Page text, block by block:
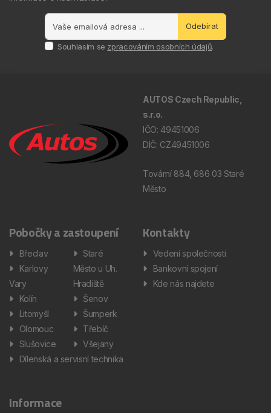
Odebírat
Souhlasím se zpracováním osobních údajů.
AUTOS Czech Republic,
s.r.o.
IČO: 49451006
DIČ: CZ49451006
Tovární 884, 686 03 Staré
Město
Pobočky a zastoupení
Břeclav
Karlovy
Vary
Kolín
Litomyšl
Olomouc
Slušovice
Staré
Město u Uh.
Hradiště
Šenov
Šumperk
Třebíč
Všejany
Dílenská a servisní technika
Kontakty
Vedení společnosti
Bankovní spojení
Kde nás najdete
Informace